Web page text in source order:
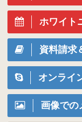
ホワイト
資料請求
オンライ
画像での